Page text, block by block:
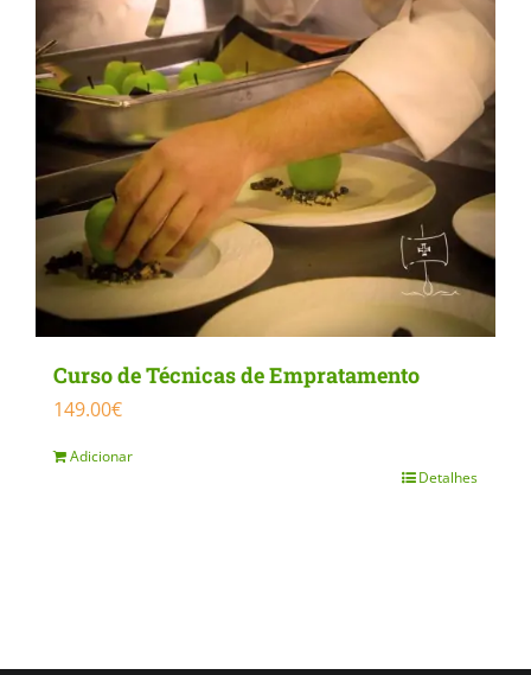
product
page
Curso de Técnicas de Empratamento
149.00€
Adicionar
Detalhes